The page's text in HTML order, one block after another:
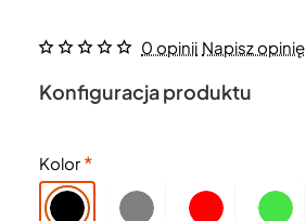
0 opinii Napisz opinię
Konfiguracja produktu
Kolor